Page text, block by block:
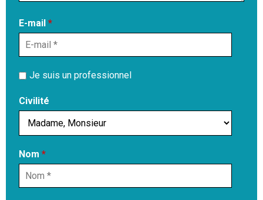
E-mail *
Je suis un professionnel
Civilité
Nom *